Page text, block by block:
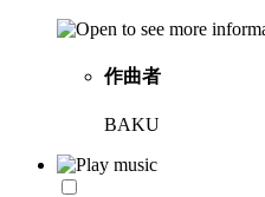
作曲者
BAKU